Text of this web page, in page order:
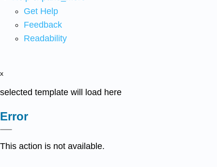
Get Help
Feedback
Readability
x
selected template will load here
Error
This action is not available.